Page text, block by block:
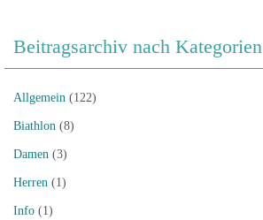
Beitragsarchiv nach Kategorien
Allgemein (122)
Biathlon (8)
Damen (3)
Herren (1)
Info (1)